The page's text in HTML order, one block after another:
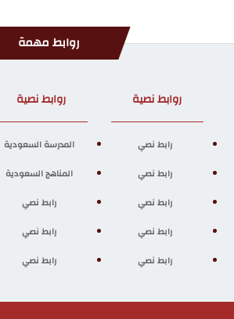
روابط مهمة
روابط نصية
رابط نصي
رابط نصي
رابط نصي
رابط نصي
رابط نصي
روابط نصية
المدرسة السعودية
المناهج السعودية
رابط نصي
رابط نصي
رابط نصي